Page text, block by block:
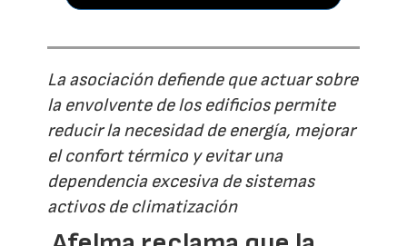
La asociación defiende que actuar sobre
la envolvente de los edificios permite
reducir la necesidad de energía, mejorar
el confort térmico y evitar una
dependencia excesiva de sistemas
activos de climatización